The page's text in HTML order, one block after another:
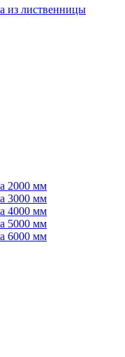
из лиственницы
2000 мм
3000 мм
4000 мм
5000 мм
6000 мм